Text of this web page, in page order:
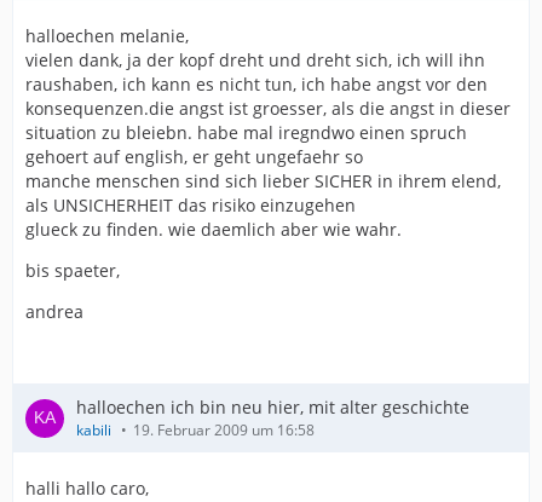
halloechen melanie,
vielen dank, ja der kopf dreht und dreht sich, ich will ihn
raushaben, ich kann es nicht tun, ich habe angst vor den
konsequenzen.die angst ist groesser, als die angst in dieser
situation zu bleiebn. habe mal iregndwo einen spruch
gehoert auf english, er geht ungefaehr so
manche menschen sind sich lieber SICHER in ihrem elend,
als UNSICHERHEIT das risiko einzugehen
glueck zu finden. wie daemlich aber wie wahr.
bis spaeter,
andrea
halloechen ich bin neu hier, mit alter geschichte
kabili 19. Februar 2009 um 16:58
halli hallo caro,